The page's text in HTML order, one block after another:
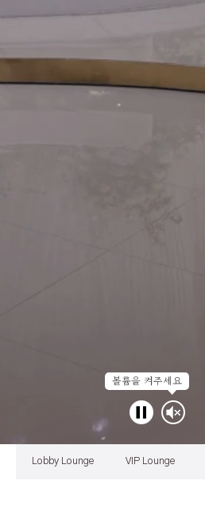
볼륨을 켜주세요
Lobby Lounge VIP Lounge